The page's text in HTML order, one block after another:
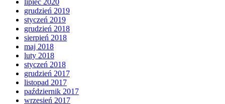
grudzień 2019
styczeń 2019
grudzień 2018
sierpień 2018
maj 2018
luty 2018
styczeń 2018
grudzień 2017
listopad 2017
październik 2017
wrzesień 2017